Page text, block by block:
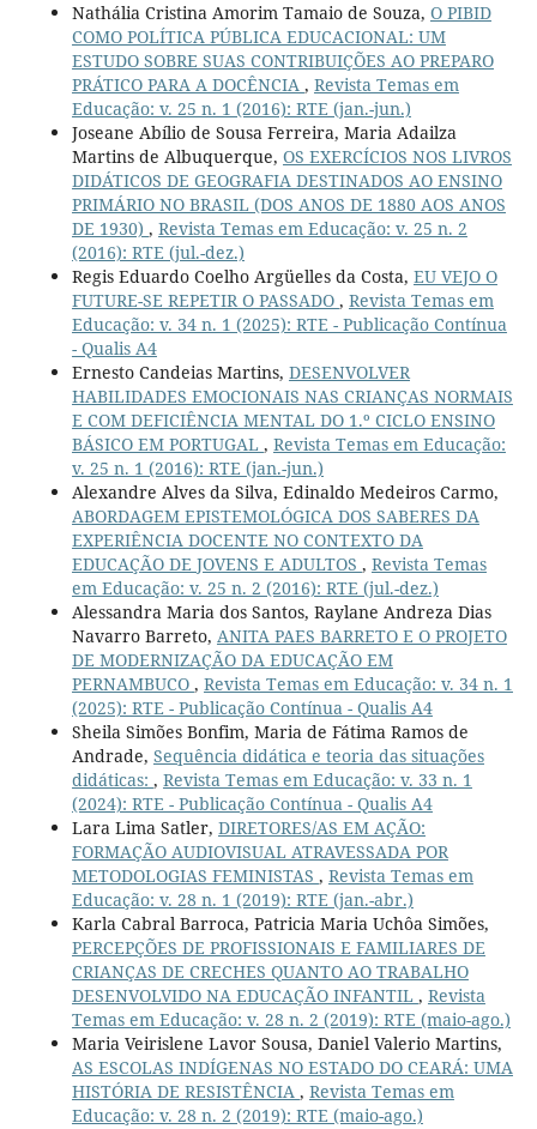
Nathália Cristina Amorim Tamaio de Souza, O PIBID
COMO POLÍTICA PÚBLICA EDUCACIONAL: UM
ESTUDO SOBRE SUAS CONTRIBUIÇÕES AO PREPARO
PRÁTICO PARA A DOCÊNCIA , Revista Temas em
Educação: v. 25 n. 1 (2016): RTE (jan.-jun.)
Joseane Abílio de Sousa Ferreira, Maria Adailza
Martins de Albuquerque, OS EXERCÍCIOS NOS LIVROS
DIDÁTICOS DE GEOGRAFIA DESTINADOS AO ENSINO
PRIMÁRIO NO BRASIL (DOS ANOS DE 1880 AOS ANOS
DE 1930) , Revista Temas em Educação: v. 25 n. 2
(2016): RTE (jul.-dez.)
Regis Eduardo Coelho Argüelles da Costa, EU VEJO O
FUTURE-SE REPETIR O PASSADO , Revista Temas em
Educação: v. 34 n. 1 (2025): RTE - Publicação Contínua
- Qualis A4
Ernesto Candeias Martins, DESENVOLVER
HABILIDADES EMOCIONAIS NAS CRIANÇAS NORMAIS
E COM DEFICIÊNCIA MENTAL DO 1.º CICLO ENSINO
BÁSICO EM PORTUGAL , Revista Temas em Educação:
v. 25 n. 1 (2016): RTE (jan.-jun.)
Alexandre Alves da Silva, Edinaldo Medeiros Carmo,
ABORDAGEM EPISTEMOLÓGICA DOS SABERES DA
EXPERIÊNCIA DOCENTE NO CONTEXTO DA
EDUCAÇÃO DE JOVENS E ADULTOS , Revista Temas
em Educação: v. 25 n. 2 (2016): RTE (jul.-dez.)
Alessandra Maria dos Santos, Raylane Andreza Dias
Navarro Barreto, ANITA PAES BARRETO E O PROJETO
DE MODERNIZAÇÃO DA EDUCAÇÃO EM
PERNAMBUCO , Revista Temas em Educação: v. 34 n. 1
(2025): RTE - Publicação Contínua - Qualis A4
Sheila Simões Bonfim, Maria de Fátima Ramos de
Andrade, Sequência didática e teoria das situações
didáticas: , Revista Temas em Educação: v. 33 n. 1
(2024): RTE - Publicação Contínua - Qualis A4
Lara Lima Satler, DIRETORES/AS EM AÇÃO:
FORMAÇÃO AUDIOVISUAL ATRAVESSADA POR
METODOLOGIAS FEMINISTAS , Revista Temas em
Educação: v. 28 n. 1 (2019): RTE (jan.-abr.)
Karla Cabral Barroca, Patricia Maria Uchôa Simões,
PERCEPÇÕES DE PROFISSIONAIS E FAMILIARES DE
CRIANÇAS DE CRECHES QUANTO AO TRABALHO
DESENVOLVIDO NA EDUCAÇÃO INFANTIL , Revista
Temas em Educação: v. 28 n. 2 (2019): RTE (maio-ago.)
Maria Veirislene Lavor Sousa, Daniel Valerio Martins,
AS ESCOLAS INDÍGENAS NO ESTADO DO CEARÁ: UMA
HISTÓRIA DE RESISTÊNCIA , Revista Temas em
Educação: v. 28 n. 2 (2019): RTE (maio-ago.)